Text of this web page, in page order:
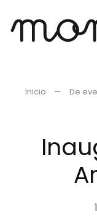
Ir
Inicio De